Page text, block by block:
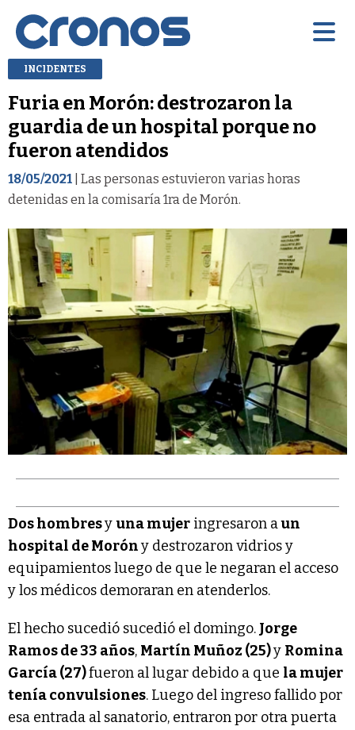
INCIDENTES
Furia en Morón: destrozaron la
guardia de un hospital porque no
fueron atendidos
18/05/2021 | Las personas estuvieron varias horas
detenidas en la comisaría 1ra de Morón.
Dos hombresyuna mujer ingresaron aun
hospital de Moróny destrozaron vidrios y
equipamientos luego de que le negaran el acceso
y los médicos demoraran en atenderlos.
El hecho sucedió sucedió el domingo. Jorge
Ramos de 33 años, Martín Muñoz (25)y Romina
García (27)fueron al lugar debido a que la mujer
tenía convulsiones. Luego del ingreso fallido por
esa entrada al sanatorio, entraron por otra puerta